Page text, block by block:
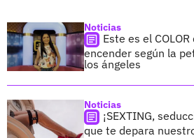
Noticias
Este es el
encender según la
los ángeles
Noticias
¡SEXTING,
que te depara